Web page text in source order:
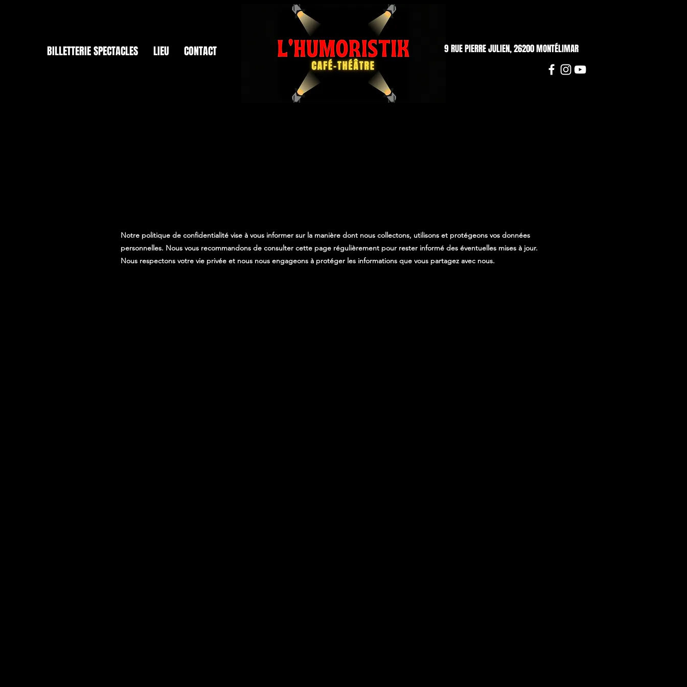
BILLETTERIE SPECTACLES LIEU CONTACT 9 RUE PIERRE JULIEN, 26200 MONTÉLIMAR
Notre politique de confidentialité vise à vous informer sur la manière dont nous collectons, utilisons et protégeons vos données
personnelles. Nous vous recommandons de consulter cette page régulièrement pour rester informé des éventuelles mises à jour.
Nous respectons votre vie privée et nous nous engageons à protéger les informations que vous partagez avec nous.